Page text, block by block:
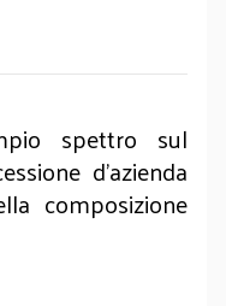
spettro sul
d’azienda
composizione